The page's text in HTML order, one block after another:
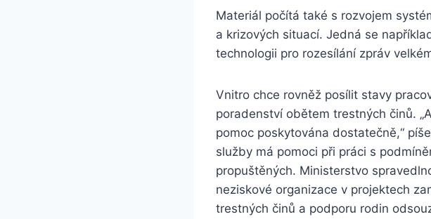
Materiál počítá také s rozvojem
a krizových situací. Jedná se
technologii pro rozesílání zpráv
Vnitro chce rovněž posílit stavy
poradenství obětem trestných činů.
pomoc poskytována dostatečně,“
služby má pomoci při práci s
propuštěných. Ministerstvo
neziskové organizace v projektech
trestných činů a podporu rodin